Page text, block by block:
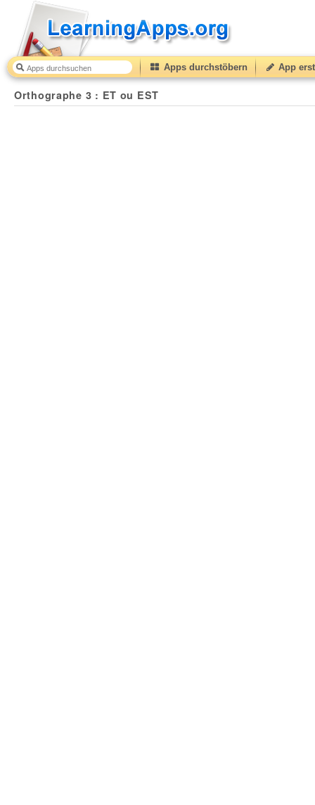
Apps durchstöbern App
Orthographe 3 : ET ou EST